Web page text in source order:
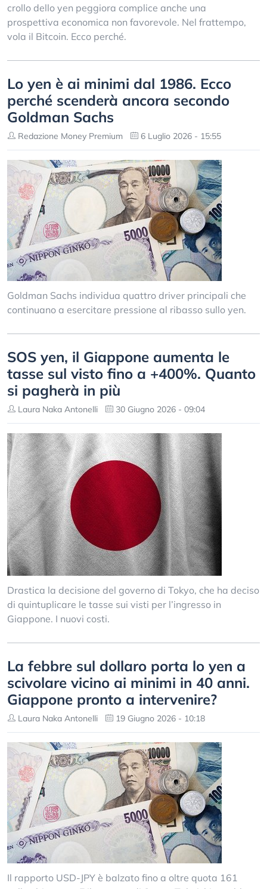
crollo dello yen peggiora complice anche una
prospettiva economica non favorevole. Nel frattempo,
vola il Bitcoin. Ecco perché.
Lo yen è ai minimi dal 1986. Ecco
perché scenderà ancora secondo
Goldman Sachs
Redazione Money Premium 6 Luglio 2026 - 15:55
Goldman Sachs individua quattro driver principali che
continuano a esercitare pressione al ribasso sullo yen.
SOS yen, il Giappone aumenta le
tasse sul visto fino a +400%. Quanto
si pagherà in più
Laura Naka Antonelli 30 Giugno 2026 - 09:04
Drastica la decisione del governo di Tokyo, che ha deciso
di quintuplicare le tasse sui visti per l’ingresso in
Giappone. I nuovi costi.
La febbre sul dollaro porta lo yen a
scivolare vicino ai minimi in 40 anni.
Giappone pronto a intervenire?
Laura Naka Antonelli 19 Giugno 2026 - 10:18
Il rapporto USD-JPY è balzato fino a oltre quota 161